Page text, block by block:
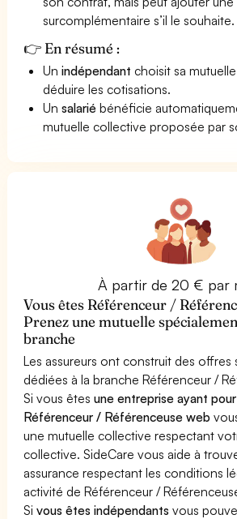
surcomplémentaire s’il le souhaite.
👉 En résumé :
Unindépendant choisit sa
déduire les cotisations.
Unsalarié bénéficie
mutuelle collective proposée par
À partir de 20 € par
Vous êtes Référenceur /
Prenez une mutuelle
branche
Les assureurs ont construit des offres
dédiées à la branche Référenceur /
Si vous êtesune entreprise ayant
Référenceur / Référenceuse web
une mutuelle collective respectant
collective. SideCare vous aide à
assurance respectant les conditions
activité de Référenceur /
Sivous êtes indépendants vous